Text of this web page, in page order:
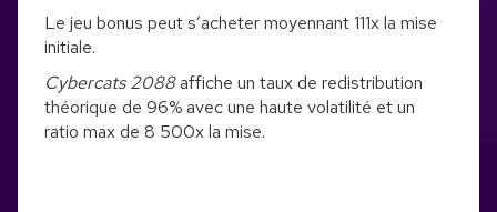
Le jeu bonus peut s’acheter moyennant 111x la mise
initiale.
Cybercats 2088affiche un taux de redistribution
théorique de 96% avec une haute volatilité et un
ratio max de 8 500x la mise.